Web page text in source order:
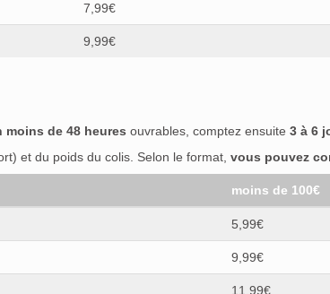
7,99€
9,99€
moins de 48 heures ouvrables, comptez ensuite 3 à 6
et du poids du colis. Selon le format, vous pouvez
moins de 100€
5,99€
9,99€
11,99€